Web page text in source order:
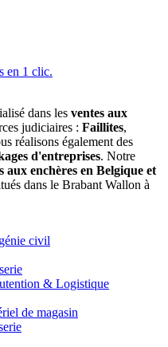
dans les ventes aux
judiciaires : Faillites,
réalisons également des
d'entreprises. Notre
aux enchères en Belgique et
dans le Brabant Wallon à
civil
& Logistique
de magasin